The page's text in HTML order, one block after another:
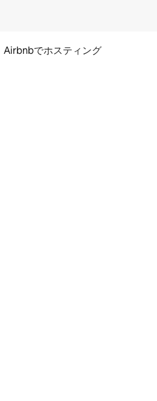
Airbnbでホスティング